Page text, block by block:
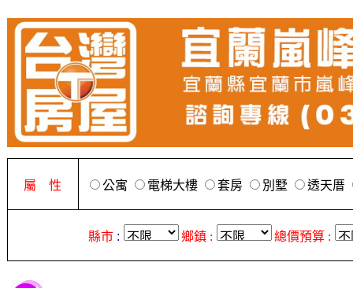
屬 性 公寓 電梯大樓 套房 別墅 透天厝
縣市 : 鄉鎮 : 總價預算 :